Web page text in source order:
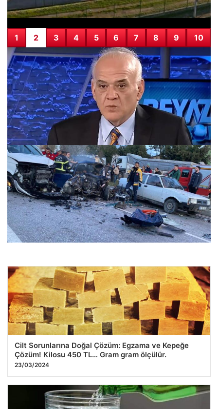
1 2 3 4 5 6 7 8 9 10
Gözaltındaki Ahmet Çakar anjiyo için hastaneye sevk
edildi
08.12.2025 23:28
Karşı Şeride Geçen Araç Feci Kazaya Neden Oldu: İki Ölü,
Üç Yaralı
08.12.2025 11:13
Cilt Sorunlarına Doğal Çözüm: Egzama ve Kepeğe
Çözüm! Kilosu 450 TL… Gram gram ölçülür.
23/03/2024